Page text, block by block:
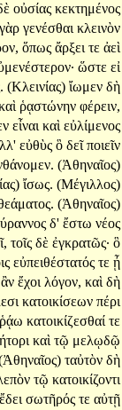
οὐσίας κεκτημένος
γὰρ γενέσθαι κλεινὸν
ὅπως ἄρξει τε ἀεὶ
ὥστε εἰ
(Κλεινίας) ἴωμεν δὴ
ῥᾳστώνην φέρειν,
εἶναι καὶ εὐλίμενος
εὐθὺς ὃ δεῖποιεῖν
(Ἀθηναῖος)
ἴσως. (Μέγιλλος)
(Ἀθηναῖος)
δ' ἔστω νέος
τοῖς δὲ ἐγκρατῶς· ὃ
εὐπειθέστατός τε ᾖ
ἂν ἔχοι λόγον, καὶ δὴ
κατοικίσεων πέρι
ῥᾴω κατοικίζεσθαί τε
καὶ τῷ μελῳδῷ
ταὐτὸν δὴ
τῷ κατοικίζοντι
ἔδει σωτῆρός τε αὐτῇ